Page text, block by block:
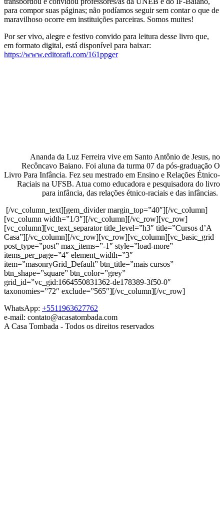
para compor suas páginas; não podíamos seguir sem contar o que de
maravilhoso ocorre em instituições parceiras. Somos muites!
Por ser vivo, alegre e festivo convido para leitura desse livro que,
em formato digital, está disponível para baixar:
https://www.editorafi.com/161ppger
Ananda da Luz Ferreira vive em Santo Antônio de Jesus, no
Recôncavo Baiano. Foi aluna da turma 07 da pós-graduação O
Livro Para Infância. Fez seu mestrado em Ensino e Relações Étnico-
Raciais na UFSB. Atua como educadora e pesquisadora do livro
para infância, das relações étnico-raciais e das infâncias.
[/vc_column_text][gem_divider margin_top=”40″][/vc_column]
[vc_column width=”1/3″][/vc_column][/vc_row][vc_row]
[vc_column][vc_text_separator title_level=”h3″ title=”Cursos d’A
Casa”][/vc_column][/vc_row][vc_row][vc_column][vc_basic_grid
post_type=”post” max_items=”-1″ style=”load-more”
items_per_page=”4″ element_width=”3″
item=”masonryGrid_Default” btn_title=”mais cursos”
btn_shape=”square” btn_color=”grey”
grid_id=”vc_gid:1664550831362-de178389-3f50-0″
taxonomies=”72″ exclude=”565″][/vc_column][/vc_row]
WhatsApp: +5511963627762
e-mail: contato@acasatombada.com
A Casa Tombada - Todos os direitos reservados